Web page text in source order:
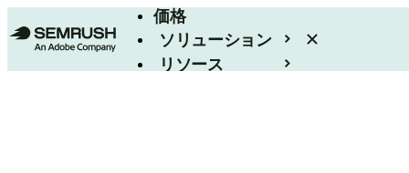
価格
ソリューション
リソース